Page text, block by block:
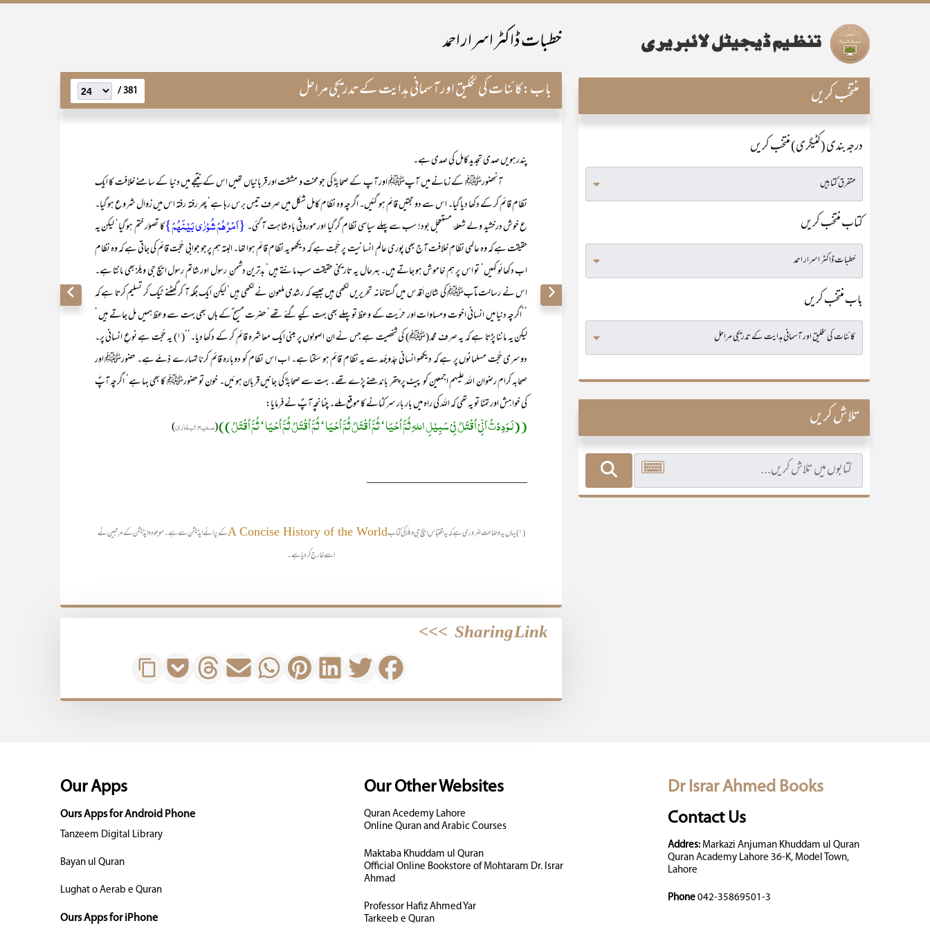
خطبات ڈاکٹر اسرار احمد
باب:کائنات کی تخلیق اور آسمانی ہدایت کے تدریجی مراحل 381 /
پندرہویں صدی تجدید کامل کی صدی ہے۔
آنحضورﷺ کے زمانے میں آپﷺ اور آپ کے صحابہؓ کی جو محنت و مشقت اور قربانیاں تھیں اس کے نتیجے میں دنیا کے سامنے خلافت کا ایک
نظام قائم کر کے دکھا دیا گیا۔ اس سے دو حجتیں قائم ہو گئیں۔ اگرچہ وہ نظام کامل شکل میں صرف تیس برس رہا ہے‘ پھر رفتہ رفتہ اس میں زوال شروع ہو گیا۔
ع خوش درخشید ولے شعلۂ مستعجل بود! سب سے پہلے سیاسی نظام گر گیا اور موروثی بادشاہت آ گئی۔{اَمْرُھُمْ شُوْرٰی بَیْنَھُمْ}کا تصوّر ختم ہو گیا‘ لیکن یہ
حقیقت ہے کہ وہ عالمی نظامِ خلافت آج بھی پوری عالم ِ انسانیت پر حُجّت ہے کہ دیکھو یہ نظام قائم ہوا تھا۔ البتہ ہم پرجو جوابی حُجّت قائم کی جاتی ہے کہ وہ نظام
اب دکھائو کہیں‘ تو اس پر ہم خاموش ہو جاتے ہیں۔ بہرحال یہ تاریخی حقیقت سب مانتے ہیں‘ بدترین دشمن ِ رسول اور شاتم ِرسول ایچ جی ویلز بھی مانتا ہے۔
اس نے رسالت مآبﷺ کی شانِ اَقدس میں گستاخانہ تحریریں لکھی ہیں جیسے کہ رشدی ملعون نے لکھی ہیں‘ لیکن ایک جگہ آ کر گھٹنے ٹیک کر تسلیم کرتا ہے کہ
’’اگرچہ دنیا میں انسانی اخوت ومساوات اور حر ّیت کے وعظ تو پہلے بھی بہت کیے گئے تھے‘ حضرت مسیح ؑکے ہاں بھی بہت سے وعظ ہمیں مل جاتے ہیں ‘
لیکن یہ ماننا پڑتا ہے کہ یہ صرف محمد (ﷺ) کی شخصیت ہے جس نے ان اصولوں پر مبنی ایک معاشرہ قائم کر کے دکھا دیا۔‘‘(۱) یہ حُجّت ہے نوعِ انسانی پر۔
دوسری حُجّت مسلمانوں پر ہے کہ دیکھو انسانی جدّوجُہد سے یہ نظام قائم ہو سکتا ہے۔ اب اس نظام کو دوبارہ قائم کرنا تمہارے ذِمّے ہے۔ حضورﷺ اور
صحابہ کرام رضوان اللہ علیہم اجمعین کو پیٹ پر پتھر باندھنے پڑے تھے۔ بہت سے صحابہؓ کی جانیں قربان ہوئیں۔ خون تو حضورﷺ کا بھی بہا ہے‘ اگرچہ آپؐ
کی خواہش اور تمنّا تو یہ تھی کہ اللہ کی راہ میں بار بار سر کٹانے کا موقع ملے۔ چنانچہ آپؐ نے فرمایا:
((لَـوَدِدْتُ اَنِّیْ اُقْتَلُ فِیْ سَبِیْلِ اللہِ ثُمَّ اُحْیَا‘ ثُمَّ اُقْتَلُ ثُمَّ اُحْیَا‘ ثُمَّ اُقْتَلُ ثُمَّ اُحْیَا‘ ثُمَّ اُقْتَلُ))(صحیح البخاری)
_____________________________
(۱) یہاں یہ وضاحت ضروری ہے کہ یہ اقتباس ایچ جی ویلز کی کتاب A Concise History of the Worldکے پرانے ایڈیشن سے ہے۔ موجودہ ایڈیشن کے مرتبین نے
اسے خارج کر دیا ہے۔
Sharing Link
>>>
منتخب کریں
درجہ بندی (کٹیگری) منتخب کریں
کتاب منتخب کریں
باب منتخب کریں
تلاش کریں
Dr Israr Ahmed Books
Contact Us
Addres:Markazi Anjuman Khuddam ul Quran
Quran Academy Lahore 36-K, Model Town,
Lahore
Phone 042-35869501-3
Our Other Websites
Quran Acedemy Lahore
Online Quran and Arabic Courses
Maktaba Khuddam ul Quran
Official Online Bookstore of Mohtaram Dr. Israr
Ahmad
Professor Hafiz Ahmed Yar
Tarkeeb e Quran
Our Apps
Ours Apps for Android Phone
Tanzeem Digital Library
Bayan ul Quran
Lughat o Aerab e Quran
Ours Apps for iPhone